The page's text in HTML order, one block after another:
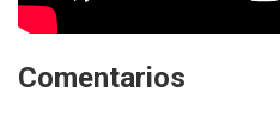
Comentarios